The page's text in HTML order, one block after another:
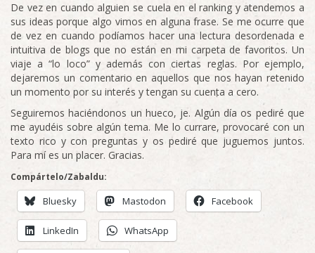
De vez en cuando alguien se cuela en el ranking y atendemos a
sus ideas porque algo vimos en alguna frase. Se me ocurre que
de vez en cuando podíamos hacer una lectura desordenada e
intuitiva de blogs que no están en mi carpeta de favoritos. Un
viaje a “lo loco” y además con ciertas reglas. Por ejemplo,
dejaremos un comentario en aquellos que nos hayan retenido
un momento por su interés y tengan su cuenta a cero.
Seguiremos haciéndonos un hueco, je. Algún día os pediré que
me ayudéis sobre algún tema. Me lo currare, provocaré con un
texto rico y con preguntas y os pediré que juguemos juntos.
Para mí es un placer. Gracias.
Compártelo/Zabaldu:
Bluesky Mastodon Facebook
LinkedIn WhatsApp